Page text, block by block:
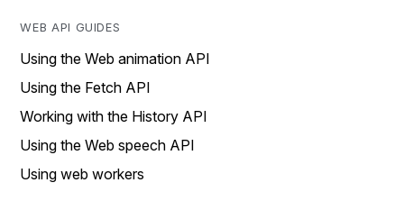
WEB API GUIDES
Using the Web animation API
Using the Fetch API
Working with the History API
Using the Web speech API
Using web workers